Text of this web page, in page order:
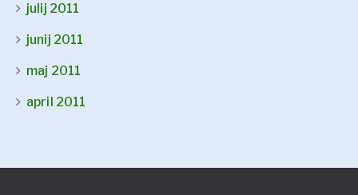
julij 2011
junij 2011
maj 2011
april 2011